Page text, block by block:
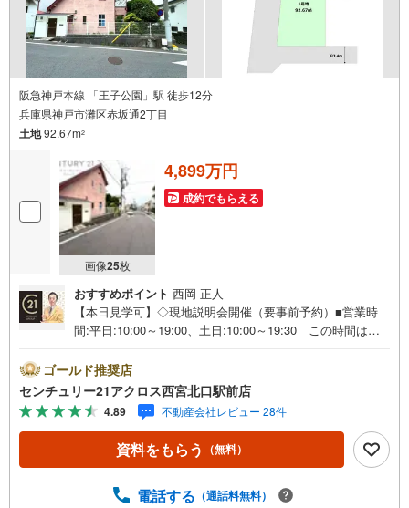
阪急神戸本線 「王子公園」駅 徒歩12分
兵庫県神戸市灘区赤坂通2丁目
土地92.67m2
画像25枚
4,899万円
成約でもらえる
おすすめポイント 西岡 正人
【本日見学可】◇現地説明会開催（要事前予約）■営業時
間:平日:10:00～19:00、土日:10:00～19:30 この時間はお
戸線「王子公園」駅より徒歩12分の、戸建が立ち並ぶ住宅
街に立地。建築条件無しの分譲地、全2区画です○センチュ
リー21アクロスグループの3つの特徴○■センチュリー21グ
ループで28年連続No.1（1997年～2024年兵庫地区仲介実
績） 西宮・尼崎・伊丹・宝塚にて8店舗展開中。阪神間で
の購入や売却は当店にお任せ下さい■お客様駐車場、キッズ
が、お車でのお越しも大歓迎です。 お子様連れでもご安
ゴールド推奨店
センチュリー21アクロス西宮北口駅前店
4.89 不動産会社レビュー 28件
資料をもらう （無料）
電話する （通話料無料）